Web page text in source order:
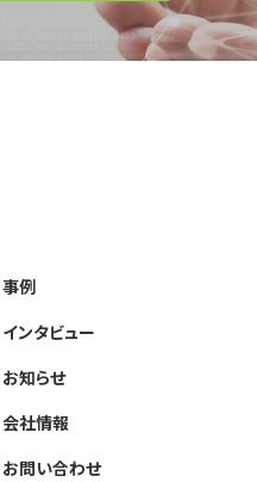
事例
インタビュー
お知らせ
会社情報
お問い合わせ